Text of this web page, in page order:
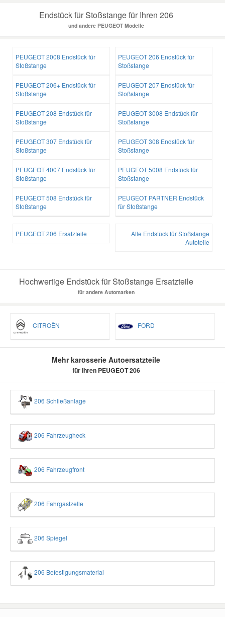
Endstück für Stoßstange für Ihren 206
und andere PEUGEOT Modelle
PEUGEOT 2008 Endstück für
Stoßstange
PEUGEOT 206 Endstück für
Stoßstange
PEUGEOT 206+ Endstück für
Stoßstange
PEUGEOT 207 Endstück für
Stoßstange
PEUGEOT 208 Endstück für
Stoßstange
PEUGEOT 3008 Endstück für
Stoßstange
PEUGEOT 307 Endstück für
Stoßstange
PEUGEOT 308 Endstück für
Stoßstange
PEUGEOT 4007 Endstück für
Stoßstange
PEUGEOT 5008 Endstück für
Stoßstange
PEUGEOT 508 Endstück für
Stoßstange
PEUGEOT PARTNER Endstück
für Stoßstange
PEUGEOT 206 Ersatzteile
Alle Endstück für Stoßstange
Autoteile
Hochwertige Endstück für Stoßstange Ersatzteile
für andere Automarken
CITROËN FORD
Mehr karosserie Autoersatzteile
für Ihren PEUGEOT 206
206 Schließanlage
206 Fahrzeugheck
206 Fahrzeugfront
206 Fahrgastzelle
206 Spiegel
206 Befestigungsmaterial